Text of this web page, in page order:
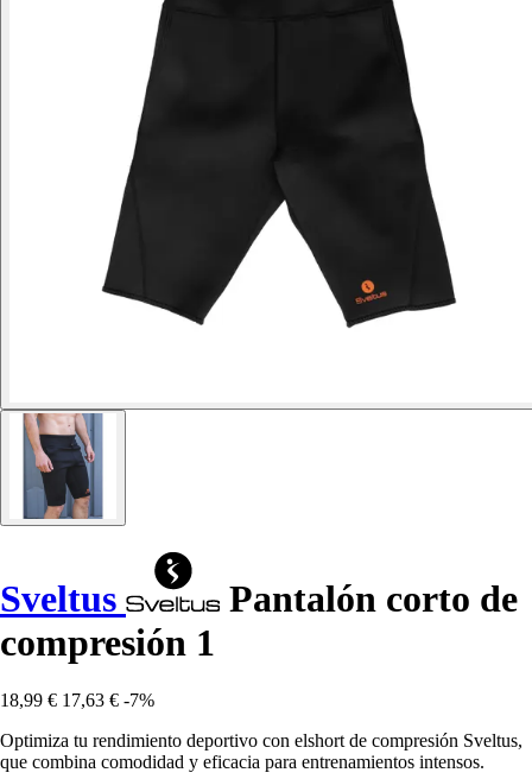
Sveltus
Pantalón corto de
compresión 1
18,99 € 17,63 € -7%
Optimiza tu rendimiento deportivo con elshort de compresión Sveltus,
que combina comodidad y eficacia para entrenamientos intensos.